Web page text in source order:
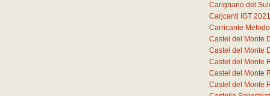
Carignano del
Carjcanti IGT 2021
Carricante
Castel del Monte
Castel del Monte
Castel del Monte
Castel del Monte
Castel del Monte